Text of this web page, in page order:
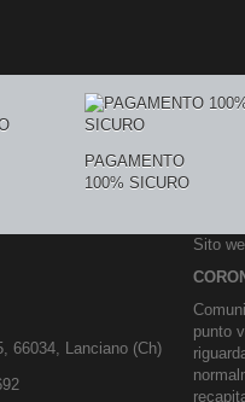
PAGAMENTO
100% SICURO
66034, Lanciano (Ch)
Sito
punto